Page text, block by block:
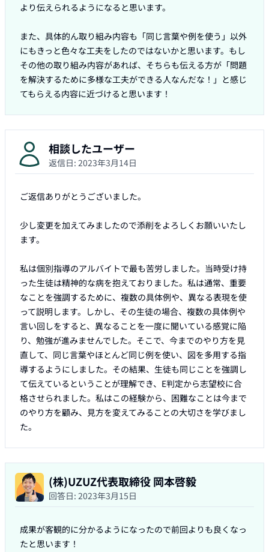
より伝えられるようになると思います。
また、具体的ん取り組み内容も「同じ言葉や例を使う」以外
にもきっと色々な工夫をしたのではないかと思います。もし
その他の取り組み内容があれば、そちらも伝える方が「問題
を解決するために多様な工夫ができる人なんだな！」と感じ
てもらえる内容に近づけると思います！
相談したユーザー
返信日: 2023年3月14日
ご返信ありがとうございました。
少し変更を加えてみましたので添削をよろしくお願いいたし
ます。
私は個別指導のアルバイトで最も苦労しました。当時受け持
った生徒は精神的な病を抱えておりました。私は通常、重要
なことを強調するために、複数の具体例や、異なる表現を使
って説明します。しかし、その生徒の場合、複数の具体例や
言い回しをすると、異なることを一度に聞いている感覚に陥
り、勉強が進みませんでした。そこで、今までのやり方を見
直して、同じ言葉やほとんど同じ例を使い、図を多用する指
導するようにしました。その結果、生徒も同じことを強調し
て伝えているということが理解でき、E判定から志望校に合
格させられました。私はこの経験から、困難なことは今まで
のやり方を顧み、見方を変えてみることの大切さを学びまし
た。
(株)UZUZ代表取締役 岡本啓毅
回答日: 2023年3月15日
成果が客観的に分かるようになったので前回よりも良くなっ
たと思います！